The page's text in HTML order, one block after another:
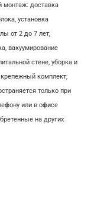
монтаж: доставка
установка
от 2 до 7 лет,
вакуумирование
стене, уборка и
комплект;
только при
или в офисе
на других